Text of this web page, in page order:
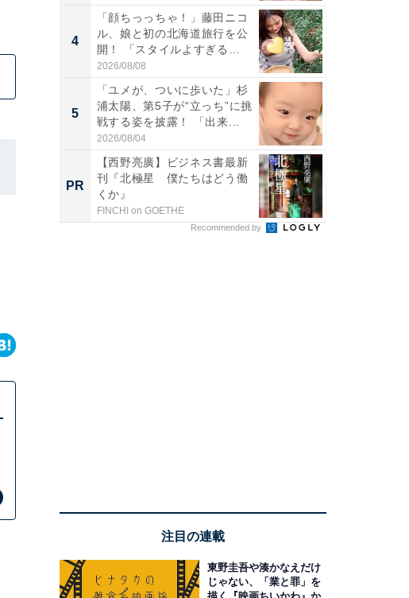
4
「顔ちっっちゃ！」藤田ニコ
ル、娘と初の北海道旅行を公
開！ 「スタイルよすぎる
よ〜...
2026/08/08
5
「ユメが、ついに歩いた」杉
浦太陽、第5子が“立っち”に挑
戦する姿を披露！ 「出来...
2026/08/04
PR
【西野亮廣】ビジネス書最新
刊『北極星 僕たちはどう働
くか』
FINCHI on GOETHE
Recommended by
注目の連載
東野圭吾や湊かなえだけ
じゃない、「業と罪」を